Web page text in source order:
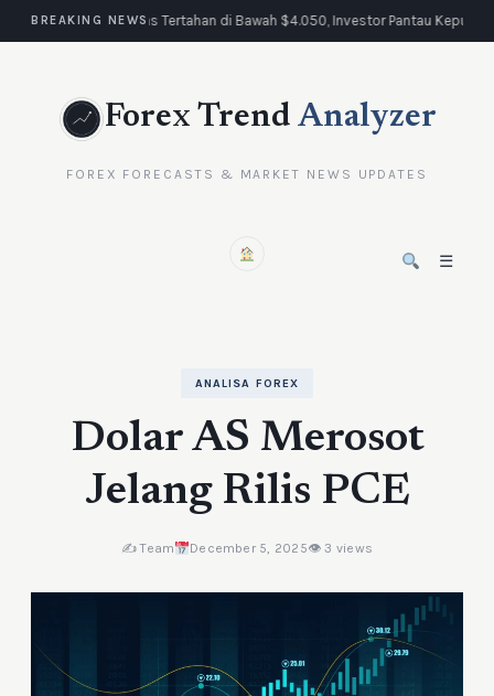
BREAKING NEWSEmas Tertahan di Bawah $4.050, Investor Pantau
Forex Trend Analyzer
FOREX FORECASTS & MARKET NEWS UPDATES
☰
ANALISA FOREX
Dolar AS Merosot
Jelang Rilis PCE
✍️ Team December 5, 2025👁 3 views